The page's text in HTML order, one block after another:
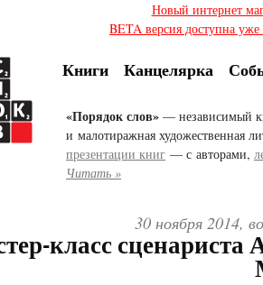
Новый интернет
BETA версия доступна
Книги Канцелярка
«Порядок слов» — независимый
и малотиражная художественная
презентации книг — с авторами,
Читать »
30 ноября 2014,
класс сценариста